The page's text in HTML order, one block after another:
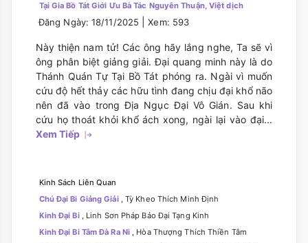
Tại Gia Bồ Tát Giới Ưu Bà Tác Nguyên Thuận, Việt dịch
Đăng Ngày: 18/11/2025 |Xem: 593
Này thiện nam tử! Các ông hãy lắng nghe, Ta sẽ vì
ông phân biệt giảng giải. Đại quang minh này là do
Thánh Quán Tự Tại Bồ Tát phóng ra. Ngài vì muốn
cứu độ hết thảy các hữu tình đang chịu đại khổ não
nên đã vào trong Địa Ngục Đại Vô Gián. Sau khi
cứu họ thoát khỏi khổ ách xong, ngài lại vào đại...
Xem Tiếp
Kinh Sách Liên Quan
Chú Đại Bi Giảng Giải , Tỳ Kheo Thích Minh Định
Kinh Đại Bi , Linh Sơn Pháp Bảo Đại Tạng Kinh
Kinh Đại Bi Tâm Đà Ra Ni , Hòa Thượng Thích Thiền Tâm